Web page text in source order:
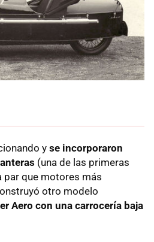
y se incorporaron
(una de las primeras
par que motores más
otro modelo
Aero con una carrocería baja